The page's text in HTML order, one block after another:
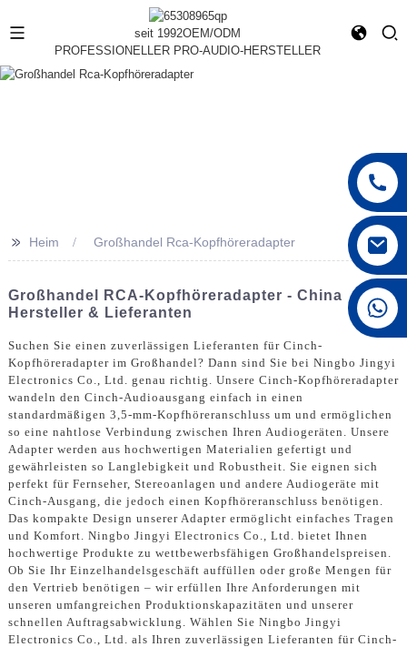
seit 1992OEM/ODM
PROFESSIONELLER PRO-AUDIO-HERSTELLER
+86 15168592711
>> Heim Großhandel Rca-Kopfhöreradapter
Großhandel RCA-Kopfhöreradapter - China
Hersteller & Lieferanten
Suchen Sie einen zuverlässigen Lieferanten für Cinch-
Kopfhöreradapter im Großhandel? Dann sind Sie bei Ningbo Jingyi
Electronics Co., Ltd. genau richtig. Unsere Cinch-Kopfhöreradapter
wandeln den Cinch-Audioausgang einfach in einen
standardmäßigen 3,5-mm-Kopfhöreranschluss um und ermöglichen
so eine nahtlose Verbindung zwischen Ihren Audiogeräten. Unsere
Adapter werden aus hochwertigen Materialien gefertigt und
gewährleisten so Langlebigkeit und Robustheit. Sie eignen sich
perfekt für Fernseher, Stereoanlagen und andere Audiogeräte mit
Cinch-Ausgang, die jedoch einen Kopfhöreranschluss benötigen.
Das kompakte Design unserer Adapter ermöglicht einfaches Tragen
und Komfort. Ningbo Jingyi Electronics Co., Ltd. bietet Ihnen
hochwertige Produkte zu wettbewerbsfähigen Großhandelspreisen.
Ob Sie Ihr Einzelhandelsgeschäft auffüllen oder große Mengen für
den Vertrieb benötigen – wir erfüllen Ihre Anforderungen mit
unseren umfangreichen Produktionskapazitäten und unserer
schnellen Auftragsabwicklung. Wählen Sie Ningbo Jingyi
Electronics Co., Ltd. als Ihren zuverlässigen Lieferanten für Cinch-